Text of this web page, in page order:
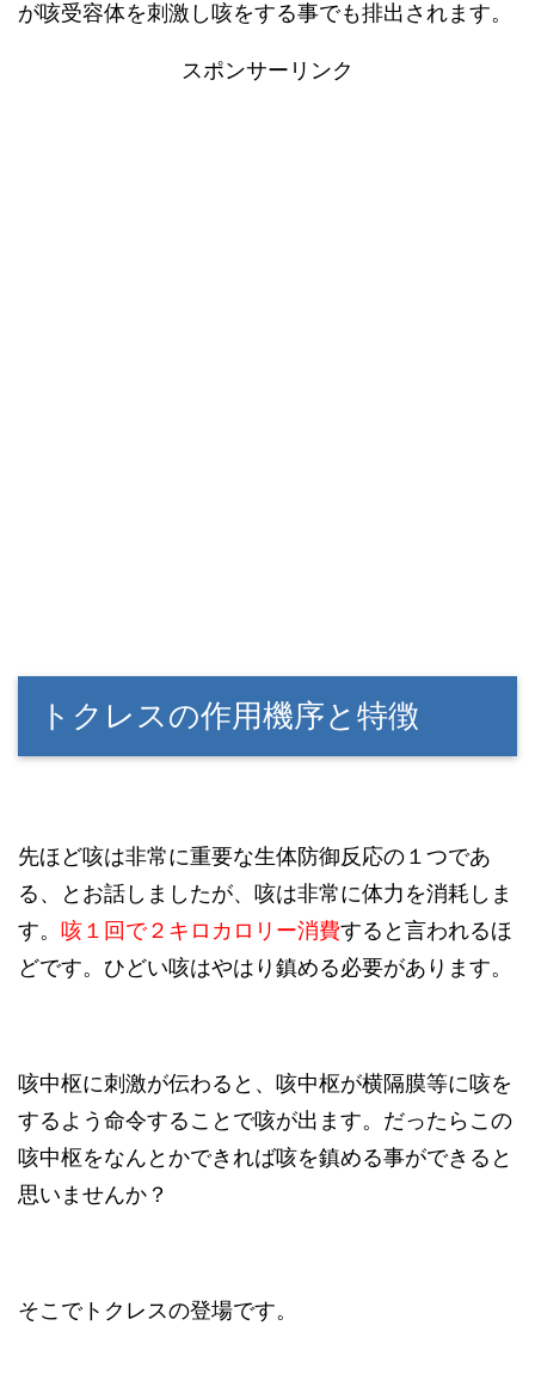
が咳受容体を刺激し咳をする事でも排出されます。
スポンサーリンク
トクレスの作用機序と特徴
先ほど咳は非常に重要な生体防御反応の１つであ
る、とお話しましたが、咳は非常に体力を消耗しま
す。 咳１回で２キロカロリー消費すると言われるほ
どです。ひどい咳はやはり鎮める必要があります。
咳中枢に刺激が伝わると、咳中枢が横隔膜等に咳を
するよう命令することで咳が出ます。だったらこの
咳中枢をなんとかできれば咳を鎮める事ができると
思いませんか？
そこでトクレスの登場です。